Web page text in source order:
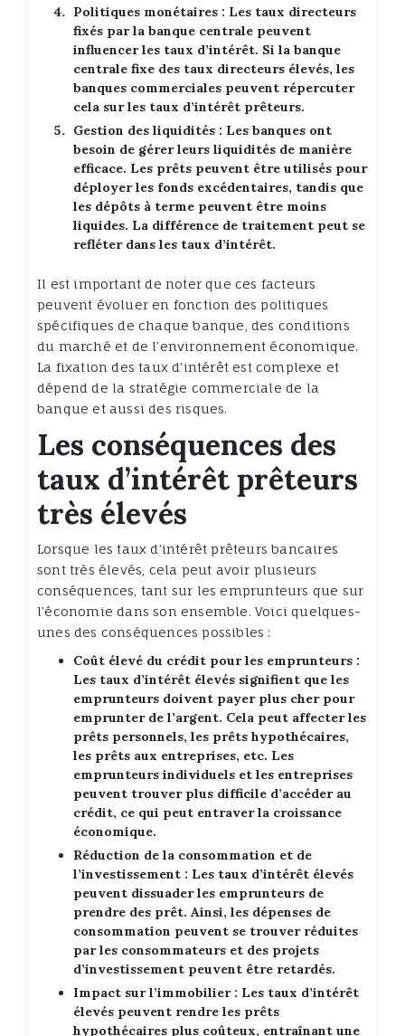
Politiques monétaires : Les taux directeurs
fixés par la banque centrale peuvent
influencer les taux d’intérêt. Si la banque
centrale fixe des taux directeurs élevés, les
banques commerciales peuvent répercuter
cela sur les taux d’intérêt prêteurs.
Gestion des liquidités : Les banques ont
besoin de gérer leurs liquidités de manière
efficace. Les prêts peuvent être utilisés pour
déployer les fonds excédentaires, tandis que
les dépôts à terme peuvent être moins
liquides. La différence de traitement peut se
refléter dans les taux d’intérêt.
Il est important de noter que ces facteurs
peuvent évoluer en fonction des politiques
spécifiques de chaque banque, des conditions
du marché et de l’environnement économique.
La fixation des taux d’intérêt est complexe et
dépend de la stratégie commerciale de la
banque et aussi des risques.
Les conséquences des
taux d’intérêt prêteurs
très élevés
Lorsque les taux d’intérêt prêteurs bancaires
sont très élevés, cela peut avoir plusieurs
conséquences, tant sur les emprunteurs que sur
l’économie dans son ensemble. Voici quelques-
unes des conséquences possibles :
Coût élevé du crédit pour les emprunteurs :
Les taux d’intérêt élevés signifient que les
emprunteurs doivent payer plus cher pour
emprunter de l’argent. Cela peut affecter les
prêts personnels, les prêts hypothécaires,
les prêts aux entreprises, etc. Les
emprunteurs individuels et les entreprises
peuvent trouver plus difficile d’accéder au
crédit, ce qui peut entraver la croissance
économique.
Réduction de la consommation et de
l’investissement : Les taux d’intérêt élevés
peuvent dissuader les emprunteurs de
prendre des prêt. Ainsi, les dépenses de
consommation peuvent se trouver réduites
par les consommateurs et des projets
d’investissement peuvent être retardés.
Impact sur l’immobilier : Les taux d’intérêt
élevés peuvent rendre les prêts
hypothécaires plus coûteux, entraînant une